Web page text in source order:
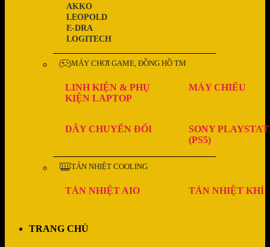
LOGITECH
E-DRA
LEOPOLD
AKKO
MÁY CHƠI GAME, ĐỒNG HỒ TM
LINH KIỆN & PHỤ
KIỆN LAPTOP
MÁY CHIẾU
DÂY CHUYỂN ĐỔI
SONY
(PS5)
TẢN NHIỆT COOLING
TẢN NHIỆT AIO TẢN NHIỆT KHÍ
TRANG CHỦ